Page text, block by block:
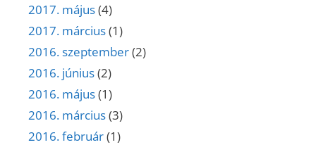
2017. május(4)
2017. március(1)
2016. szeptember(2)
2016. június(2)
2016. május(1)
2016. március(3)
2016. február(1)